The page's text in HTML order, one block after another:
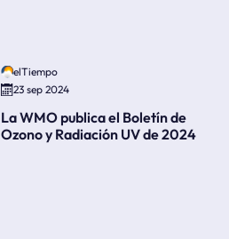
elTiempo
23 sep 2024
La WMO publica el Boletín de
Ozono y Radiación UV de 2024